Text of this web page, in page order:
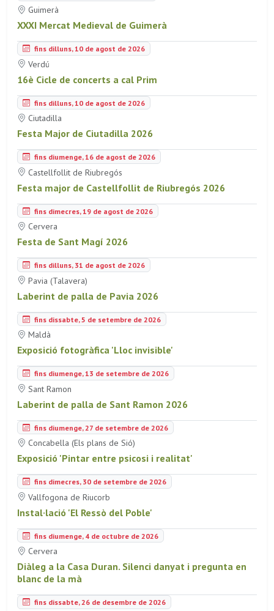
Guimerà
XXXI Mercat Medieval de Guimerà
fins dilluns, 10 de agost de 2026
Verdú
16è Cicle de concerts a cal Prim
fins dilluns, 10 de agost de 2026
Ciutadilla
Festa Major de Ciutadilla 2026
fins diumenge, 16 de agost de 2026
Castellfollit de Riubregós
Festa major de Castellfollit de Riubregós 2026
fins dimecres, 19 de agost de 2026
Cervera
Festa de Sant Magí 2026
fins dilluns, 31 de agost de 2026
Pavia (Talavera)
Laberint de palla de Pavia 2026
fins dissabte, 5 de setembre de 2026
Maldà
Exposició fotogràfica 'Lloc invisible'
fins diumenge, 13 de setembre de 2026
Sant Ramon
Laberint de palla de Sant Ramon 2026
fins diumenge, 27 de setembre de 2026
Concabella (Els plans de Sió)
Exposició 'Pintar entre psicosi i realitat'
fins dimecres, 30 de setembre de 2026
Vallfogona de Riucorb
Instal·lació 'El Ressò del Poble'
fins diumenge, 4 de octubre de 2026
Cervera
Diàleg a la Casa Duran. Silenci danyat i pregunta en
blanc de la mà
fins dissabte, 26 de desembre de 2026